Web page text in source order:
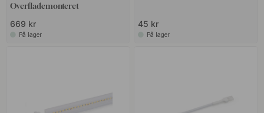
Overflademonteret
669 kr
På lager
45 kr
På lager